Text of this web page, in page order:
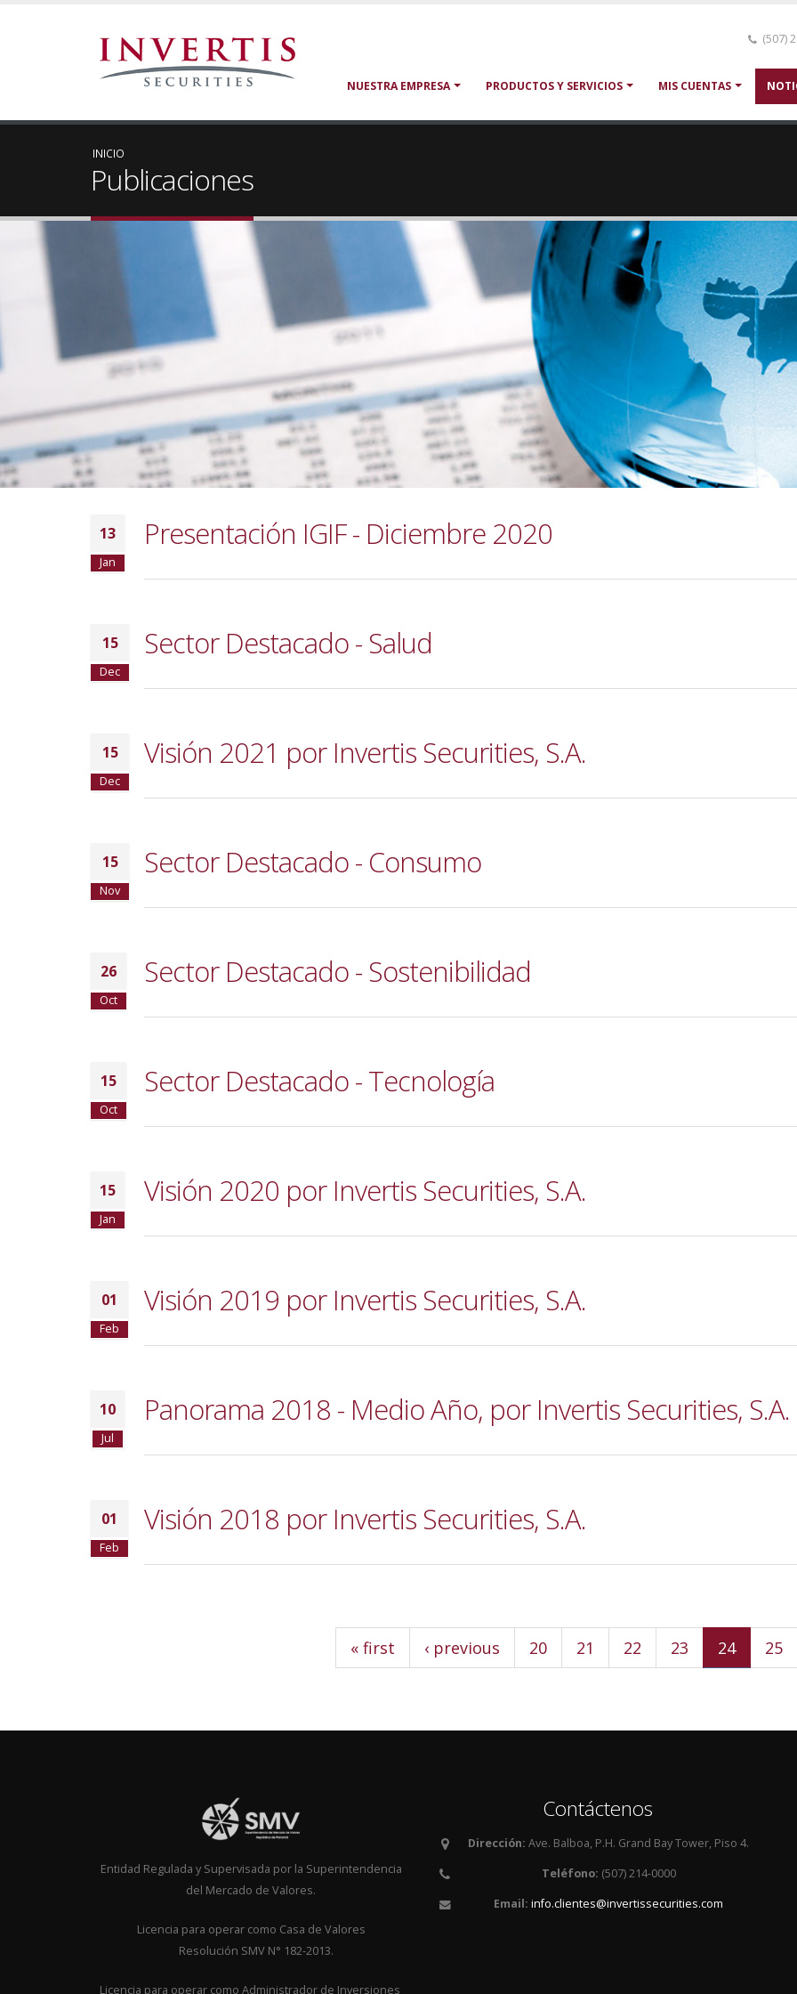
(507)
NUESTRA EMPRESA PRODUCTOS Y SERVICIOS MIS CUENTAS
INICIO
Publicaciones
13
Jan
Presentación IGIF - Diciembre 2020
15
Dec
Sector Destacado - Salud
15
Dec
Visión 2021 por Invertis Securities, S.A.
15
Nov
Sector Destacado - Consumo
26
Oct
Sector Destacado - Sostenibilidad
15
Oct
Sector Destacado - Tecnología
15
Jan
Visión 2020 por Invertis Securities, S.A.
01
Feb
Visión 2019 por Invertis Securities, S.A.
10
Jul
Panorama 2018 - Medio Año, por Invertis Securities, S.A.
01
Feb
Visión 2018 por Invertis Securities, S.A.
« first ‹ previous 20 21 22 23 24 25
Entidad Regulada y Supervisada por la Superintendencia
del Mercado de Valores.
Licencia para operar como Casa de Valores
Resolución SMV N° 182-2013.
Licencia para operar como Administrador de Inversiones
Contáctenos
Dirección: Ave. Balboa, P.H. Grand Bay Tower, Piso 4.
Teléfono: (507) 214-0000
Email: info.clientes@invertissecurities.com